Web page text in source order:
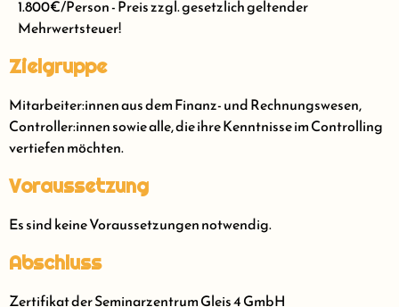
1.800€/Person - Preis zzgl. gesetzlich geltender
Mehrwertsteuer!
Zielgruppe
Mitarbeiter:innen aus dem Finanz- und Rechnungswesen,
Controller:innen sowie alle, die ihre Kenntnisse im Controlling
vertiefen möchten.
Voraussetzung
Es sind keine Voraussetzungen notwendig.
Abschluss
Zertifikat der Seminarzentrum Gleis 4 GmbH